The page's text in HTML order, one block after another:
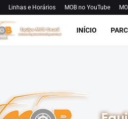
Linhas e Horários MOB no YouTube
INÍCIO